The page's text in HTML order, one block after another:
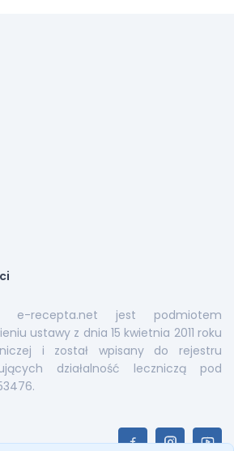
e-recepta.net jest podmiotem
ustawy z dnia 15 kwietnia 2011 roku
i został wpisany do rejestru
działalność leczniczą pod